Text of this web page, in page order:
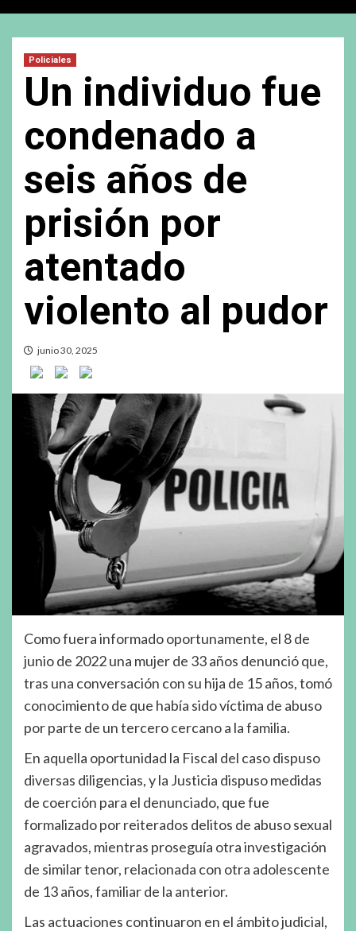
Policiales
Un individuo fue
condenado a
seis años de
prisión por
atentado
violento al pudor
junio 30, 2025
Como fuera informado oportunamente, el 8 de
junio de 2022 una mujer de 33 años denunció que,
tras una conversación con su hija de 15 años, tomó
conocimiento de que había sido víctima de abuso
por parte de un tercero cercano a la familia.
En aquella oportunidad la Fiscal del caso dispuso
diversas diligencias, y la Justicia dispuso medidas
de coerción para el denunciado, que fue
formalizado por reiterados delitos de abuso sexual
agravados, mientras proseguía otra investigación
de similar tenor, relacionada con otra adolescente
de 13 años, familiar de la anterior.
Las actuaciones continuaron en el ámbito judicial,